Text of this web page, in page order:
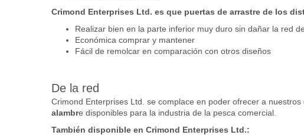
Crimond Enterprises Ltd. es que puertas de arrastre de los
Realizar bien en la parte inferior muy duro sin dañar la red
Económica comprar y mantener
Fácil de remolcar en comparación con otros diseños
De la red
Crimond Enterprises Ltd. se complace en poder ofrecer a
alambre disponibles para la industria de la pesca comercial.
También disponible en Crimond Enterprises Ltd.: